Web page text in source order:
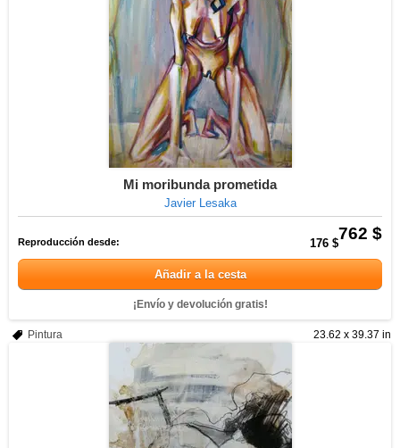
Mi moribunda prometida
Javier Lesaka
762 $
Reproducción desde: 176 $
Añadir a la cesta
¡Envío y devolución gratis!
23.62 x 39.37 in
Pintura